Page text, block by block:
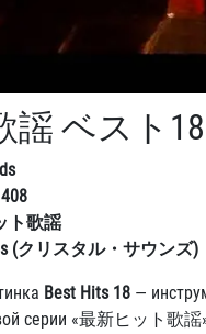
ベスト18
ト歌謡
(クリスタル・サウンズ)
Best Hits 18 —
серии «最新ヒット歌